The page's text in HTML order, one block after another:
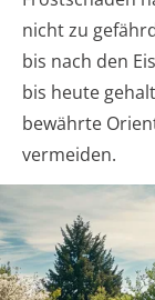
nicht zu
bis nach den
bis heute
bewährte
vermeiden.